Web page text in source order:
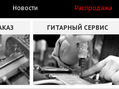
Новости Распродажа
ГИТАРНЫЙ СЕРВИС